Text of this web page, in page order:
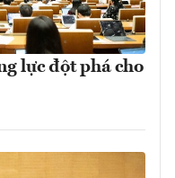
lực đột phá cho